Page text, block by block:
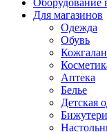
Оборудование
Для магазинов
Одежда
Обувь
Аптека
Белье
Детская